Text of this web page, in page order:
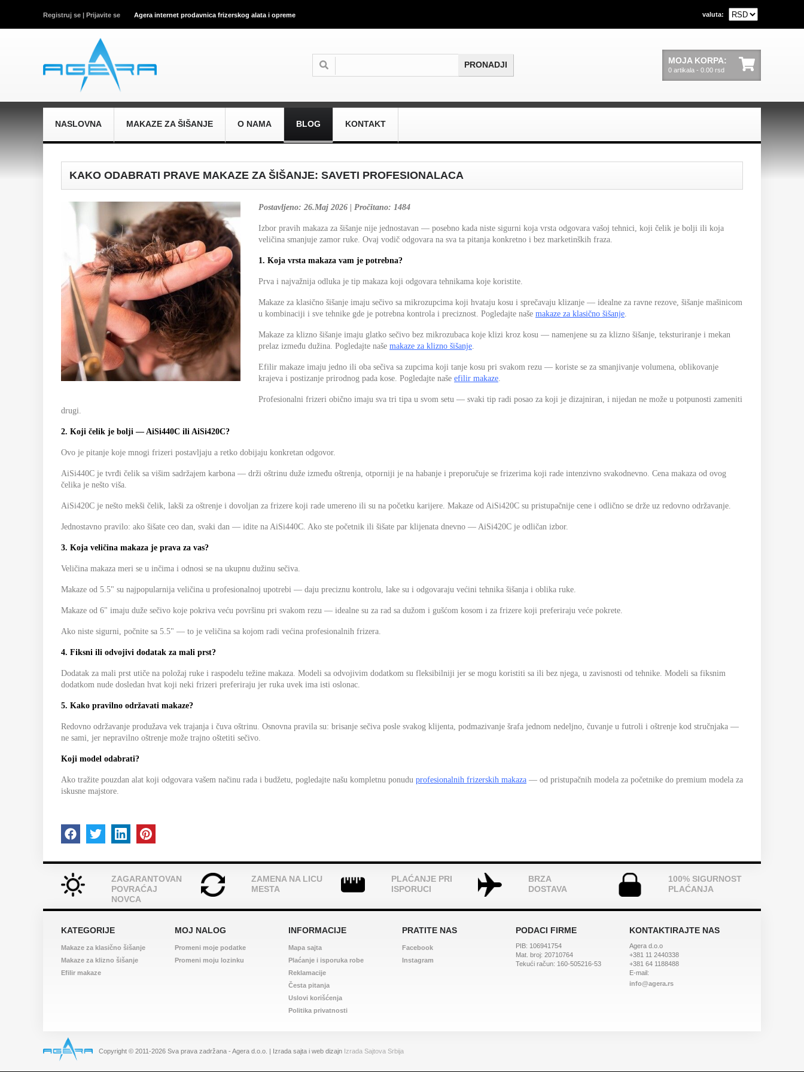
Registruj se | Prijavite se Agera internet prodavnica frizerskog alata i opreme valuta:
MOJA KORPA:
0 artikala - 0.00 rsd
NASLOVNA MAKAZE ZA ŠIŠANJE O NAMA BLOG KONTAKT
KAKO ODABRATI PRAVE MAKAZE ZA ŠIŠANJE: SAVETI PROFESIONALACA
Postavljeno: 26.Maj 2026 | Pročitano: 1484
Izbor pravih makaza za šišanje nije jednostavan — posebno kada niste sigurni koja vrsta odgovara vašoj tehnici, koji čelik je bolji ili koja
veličina smanjuje zamor ruke. Ovaj vodič odgovara na sva ta pitanja konkretno i bez marketinških fraza.
1. Koja vrsta makaza vam je potrebna?
Prva i najvažnija odluka je tip makaza koji odgovara tehnikama koje koristite.
Makaze za klasično šišanje imaju sečivo sa mikrozupcima koji hvataju kosu i sprečavaju klizanje — idealne za ravne rezove, šišanje mašinicom
u kombinaciji i sve tehnike gde je potrebna kontrola i preciznost. Pogledajte naše makaze za klasično šišanje.
Makaze za klizno šišanje imaju glatko sečivo bez mikrozubaca koje klizi kroz kosu — namenjene su za klizno šišanje, teksturiranje i mekan
prelaz između dužina. Pogledajte naše makaze za klizno šišanje.
Efilir makaze imaju jedno ili oba sečiva sa zupcima koji tanje kosu pri svakom rezu — koriste se za smanjivanje volumena, oblikovanje
krajeva i postizanje prirodnog pada kose. Pogledajte naše efilir makaze.
Profesionalni frizeri obično imaju sva tri tipa u svom setu — svaki tip radi posao za koji je dizajniran, i nijedan ne može u potpunosti zameniti
drugi.
2. Koji čelik je bolji — AiSi440C ili AiSi420C?
Ovo je pitanje koje mnogi frizeri postavljaju a retko dobijaju konkretan odgovor.
AiSi440C je tvrđi čelik sa višim sadržajem karbona — drži oštrinu duže između oštrenja, otporniji je na habanje i preporučuje se frizerima koji rade intenzivno svakodnevno. Cena makaza od ovog
čelika je nešto viša.
AiSi420C je nešto mekši čelik, lakši za oštrenje i dovoljan za frizere koji rade umereno ili su na početku karijere. Makaze od AiSi420C su pristupačnije cene i odlično se drže uz redovno održavanje.
Jednostavno pravilo: ako šišate ceo dan, svaki dan — idite na AiSi440C. Ako ste početnik ili šišate par klijenata dnevno — AiSi420C je odličan izbor.
3. Koja veličina makaza je prava za vas?
Veličina makaza meri se u inčima i odnosi se na ukupnu dužinu sečiva.
Makaze od 5.5" su najpopularnija veličina u profesionalnoj upotrebi — daju preciznu kontrolu, lake su i odgovaraju većini tehnika šišanja i oblika ruke.
Makaze od 6" imaju duže sečivo koje pokriva veću površinu pri svakom rezu — idealne su za rad sa dužom i gušćom kosom i za frizere koji preferiraju veće pokrete.
Ako niste sigurni, počnite sa 5.5" — to je veličina sa kojom radi većina profesionalnih frizera.
4. Fiksni ili odvojivi dodatak za mali prst?
Dodatak za mali prst utiče na položaj ruke i raspodelu težine makaza. Modeli sa odvojivim dodatkom su fleksibilniji jer se mogu koristiti sa ili bez njega, u zavisnosti od tehnike. Modeli sa fiksnim
dodatkom nude dosledan hvat koji neki frizeri preferiraju jer ruka uvek ima isti oslonac.
5. Kako pravilno održavati makaze?
Redovno održavanje produžava vek trajanja i čuva oštrinu. Osnovna pravila su: brisanje sečiva posle svakog klijenta, podmazivanje šrafa jednom nedeljno, čuvanje u futroli i oštrenje kod stručnjaka —
ne sami, jer nepravilno oštrenje može trajno oštetiti sečivo.
Koji model odabrati?
Ako tražite pouzdan alat koji odgovara vašem načinu rada i budžetu, pogledajte našu kompletnu ponudu profesionalnih frizerskih makaza — od pristupačnih modela za početnike do premium modela za
iskusne majstore.
ZAGARANTOVAN
POVRAĆAJ
NOVCA
ZAMENA NA LICU
MESTA
PLAĆANJE PRI
ISPORUCI
BRZA
DOSTAVA
100% SIGURNOST
PLAĆANJA
KATEGORIJE
Makaze za klasično šišanje
Makaze za klizno šišanje
Efilir makaze
MOJ NALOG
Promeni moje podatke
Promeni moju lozinku
INFORMACIJE
Mapa sajta
Plaćanje i isporuka robe
Reklamacije
Česta pitanja
Uslovi korišćenja
Politika privatnosti
PRATITE NAS
Facebook
Instagram
KONTAKTIRAJTE NAS
Agera d.o.o
+381 11 2440338
+381 64 1188488
E-mail:
info@agera.rs
PODACI FIRME
PIB: 106941754
Mat. broj: 20710764
Tekući račun: 160-505216-53
Copyright © 2011-2026 Sva prava zadržana - Agera d.o.o. | Izrada sajta i web dizajn Izrada Sajtova Srbija